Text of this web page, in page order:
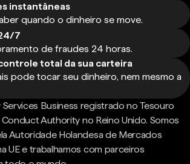
instantâneas
quando o dinheiro se move.
7
de fraudes 24 horas.
total da sua carteira
pode tocar seu dinheiro, nem mesmo a
Business registrado no Tesouro
Conduct Authority no Reino Unido. Somos
Autoridade Holandesa de Mercados
UE e trabalhamos com parceiros